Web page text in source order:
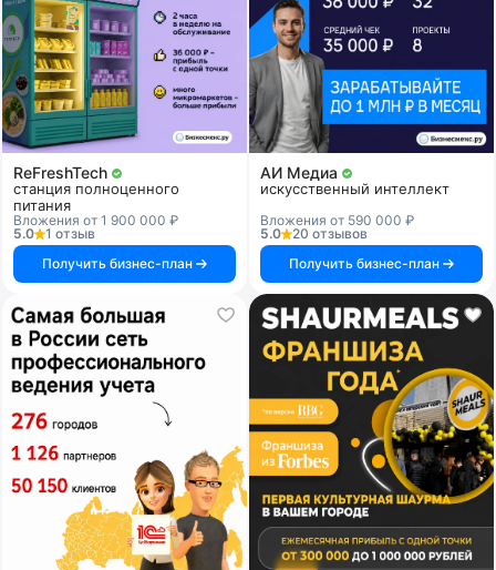
ReFreshTech
станция полноценного
питания
Вложения от 1 900 000 ₽
5.0
1 отзыв
Получить бизнес-план
АИ Медиа
искусственный интеллект
Вложения от 590 000 ₽
5.0
20 отзывов
Получить бизнес-план